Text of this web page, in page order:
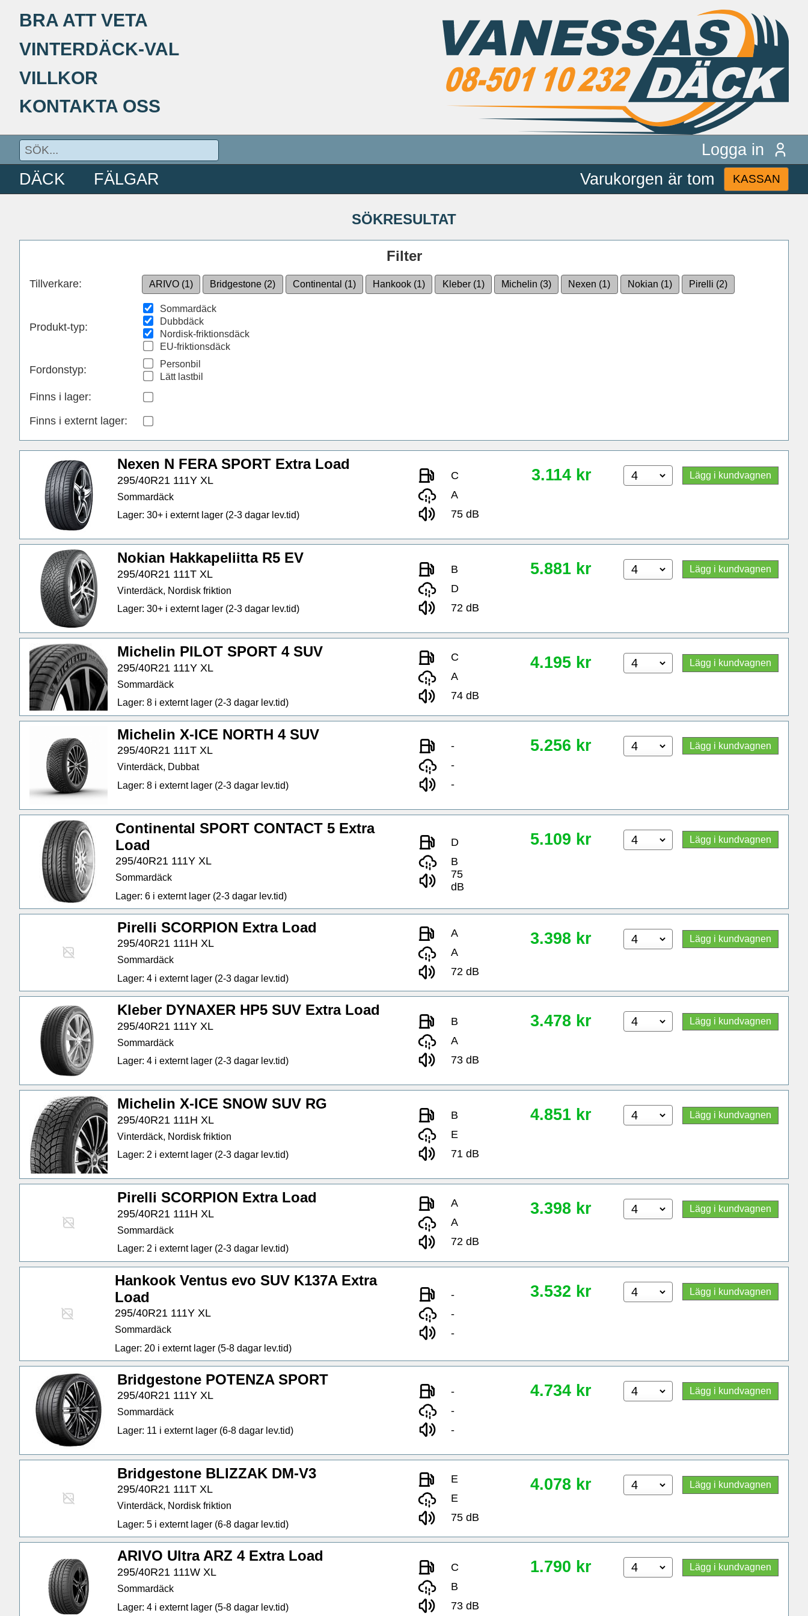
BRA ATT VETA
VINTERDÄCK-VAL
VILLKOR
KONTAKTA OSS
Logga in
DÄCK
FÄLGAR Varukorgen är tom KASSAN
SÖKRESULTAT
Filter
Tillverkare: ARIVO (1) Bridgestone (2) Continental (1) Hankook (1) Kleber (1) Michelin (3) Nexen (1) Nokian (1) Pirelli (2)
Produkt-typ:
Sommardäck
Dubbdäck
Nordisk-friktionsdäck
EU-friktionsdäck
Fordonstyp:
Personbil
Lätt lastbil
Finns i lager:
Finns i externt lager:
Nexen N FERA SPORT Extra Load
295/40R21 111Y XL
Sommardäck
Lager: 30+ i externt lager (2-3 dagar lev.tid)
C
A
75 dB
3.114 kr Lägg i kundvagnen
Nokian Hakkapeliitta R5 EV
295/40R21 111T XL
Vinterdäck, Nordisk friktion
Lager: 30+ i externt lager (2-3 dagar lev.tid)
B
D
72 dB
5.881 kr Lägg i kundvagnen
Michelin PILOT SPORT 4 SUV
295/40R21 111Y XL
Sommardäck
Lager: 8 i externt lager (2-3 dagar lev.tid)
C
A
74 dB
4.195 kr Lägg i kundvagnen
Michelin X-ICE NORTH 4 SUV
295/40R21 111T XL
Vinterdäck, Dubbat
Lager: 8 i externt lager (2-3 dagar lev.tid)
-
-
-
5.256 kr Lägg i kundvagnen
Continental SPORT CONTACT 5 Extra
Load
295/40R21 111Y XL
Sommardäck
Lager: 6 i externt lager (2-3 dagar lev.tid)
D
B
75
dB
5.109 kr Lägg i kundvagnen
Pirelli SCORPION Extra Load
295/40R21 111H XL
Sommardäck
Lager: 4 i externt lager (2-3 dagar lev.tid)
A
A
72 dB
3.398 kr Lägg i kundvagnen
Kleber DYNAXER HP5 SUV Extra Load
295/40R21 111Y XL
Sommardäck
Lager: 4 i externt lager (2-3 dagar lev.tid)
B
A
73 dB
3.478 kr Lägg i kundvagnen
Michelin X-ICE SNOW SUV RG
295/40R21 111H XL
Vinterdäck, Nordisk friktion
Lager: 2 i externt lager (2-3 dagar lev.tid)
B
E
71 dB
4.851 kr Lägg i kundvagnen
Pirelli SCORPION Extra Load
295/40R21 111H XL
Sommardäck
Lager: 2 i externt lager (2-3 dagar lev.tid)
A
A
72 dB
3.398 kr Lägg i kundvagnen
Hankook Ventus evo SUV K137A Extra
Load
295/40R21 111Y XL
Sommardäck
Lager: 20 i externt lager (5-8 dagar lev.tid)
-
-
-
3.532 kr Lägg i kundvagnen
Bridgestone POTENZA SPORT
295/40R21 111Y XL
Sommardäck
Lager: 11 i externt lager (6-8 dagar lev.tid)
-
-
-
4.734 kr Lägg i kundvagnen
Bridgestone BLIZZAK DM-V3
295/40R21 111T XL
Vinterdäck, Nordisk friktion
Lager: 5 i externt lager (6-8 dagar lev.tid)
E
E
75 dB
4.078 kr Lägg i kundvagnen
ARIVO Ultra ARZ 4 Extra Load
295/40R21 111W XL
Sommardäck
Lager: 4 i externt lager (5-8 dagar lev.tid)
C
B
73 dB
1.790 kr Lägg i kundvagnen